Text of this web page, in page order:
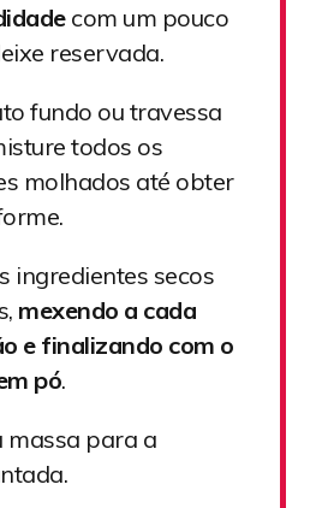
com um pouco
reservada.
fundo ou travessa
todos os
molhados até obter
ingredientes secos
mexendo a cada
e finalizando com o
pó.
massa para a